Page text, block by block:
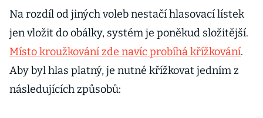
Na rozdíl od jiných voleb nestačí hlasovací lístek
jen vložit do obálky, systém je poněkud složitější.
Místo kroužkování zde navíc probíhá křížkování.
Aby byl hlas platný, je nutné křížkovat jedním z
následujících způsobů: